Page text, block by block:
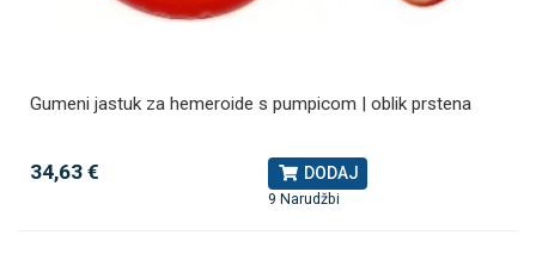
Gumeni jastuk za hemeroide s pumpicom | oblik prstena
34,63 € DODAJ
9 Narudžbi